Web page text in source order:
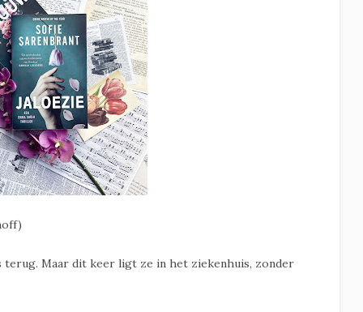
terug. Maar dit keer ligt ze in het ziekenhuis, zonder